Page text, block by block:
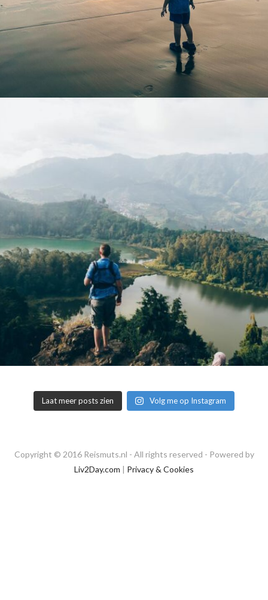
Laat meer posts zien Volg me op Instagram
Copyright © 2016 Reismuts.nl - All rights reserved - Powered by
Liv2Day.com | Privacy & Cookies